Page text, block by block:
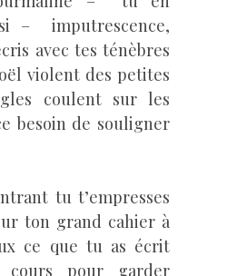
– imputrescence,
avec tes ténèbres
violent des petites
coulent sur les
besoin de souligner
tu t’empresses
ton grand cahier à
ce que tu as écrit
cours pour garder